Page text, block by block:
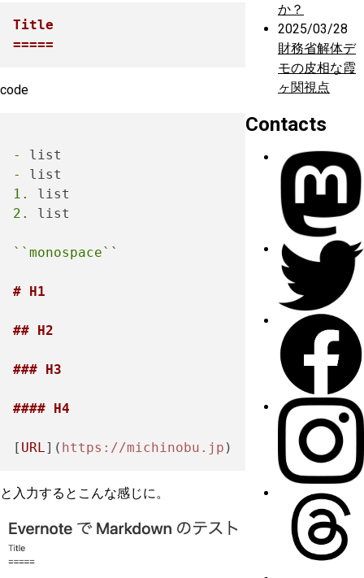
Title
=====
code
-
-
1.
2.
list
``monospace` `
# H1
## H2
### H3
#### H4
[ URL]( https://michinobu.jp
と入力するとこんな感じに。
か？
2025/03/28
財務省解体デ
モの皮相な霞
ヶ関視点
Contacts